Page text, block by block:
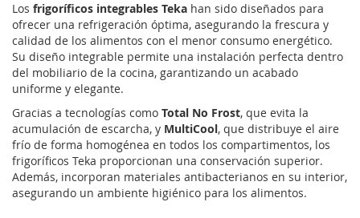
Los frigoríficos integrables Teka han sido diseñados para
ofrecer una refrigeración óptima, asegurando la frescura y
calidad de los alimentos con el menor consumo energético.
Su diseño integrable permite una instalación perfecta dentro
del mobiliario de la cocina, garantizando un acabado
uniforme y elegante.
Gracias a tecnologías como Total No Frost, que evita la
acumulación de escarcha, y MultiCool, que distribuye el aire
frío de forma homogénea en todos los compartimentos, los
frigoríficos Teka proporcionan una conservación superior.
Además, incorporan materiales antibacterianos en su interior,
asegurando un ambiente higiénico para los alimentos.